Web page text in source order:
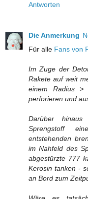
Antworten
Die Anmerkung
Für alle Fans von
Im Zuge der
Rakete auf weit
einem Radius >
perforieren und
Darüber
Sprengstoff
entstehenden
im Nahfeld des
abgestürzte 777
Kerosin tanken -
an Bord zum